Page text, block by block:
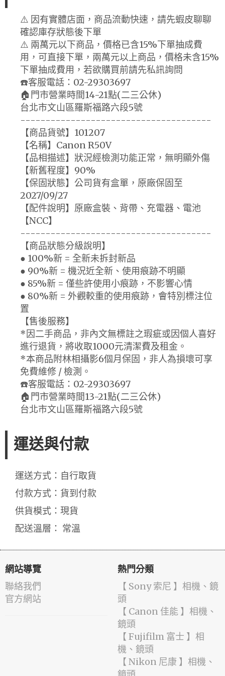
⚠️ 因有實體店面，商品流動快速，請先蝦皮聊聊
確認庫存狀態後下單
⚠️ 兩萬元以下商品，價格已含15%下單抽成費
用，可直接下單，兩萬元以上商品，價格未含15%
下單抽成費用，若欲購買前請先私訊詢問
☎️客服電話：02-29303697
🏠門市營業時間14-21點(二三公休)
台北市文山區羅斯福路六段5號
--------------------------------------
【商品貨號】101207
【名稱】Canon R50V
【品相描述】狀況經檢測功能正常，無明顯外傷
【新舊程度】90%
【保固狀態】公司貨有盒單，原廠保固至
2027/09/27
【配件說明】原廠盒裝、背帶、充電器、電池
【NCC】
--------------------------------------
【商品狀態分級說明】
● 100%新 = 全新未拆封新品
● 90%新 = 機況近全新、使用痕跡不明顯
● 85%新 = 僅些許使用小痕跡，不影響心情
● 80%新 = 外觀較重的使用痕跡，會特別標注位
置
【售後服務】
*因二手商品，非內文無標註之瑕疵或因個人喜好
進行退貨，將收取1000元清潔費及租金。
*本商品附林相攝影6個月保固，非人為損壞可享
免費維修 / 檢測。
☎️客服電話：02-29303697
🏠門市營業時間13-21點(二三公休)
台北市文山區羅斯福路六段5號
運送與付款
運送方式：自行取貨
付款方式：貨到付款
供貨模式：現貨
配送溫層： 常溫
網站導覽
聯絡我們
官方網站
熱門分類
【 Sony 索尼 】相機、鏡
頭
【 Canon 佳能 】相機、
鏡頭
【 Fujifilm 富士 】相
機、鏡頭
【 Nikon 尼康 】相機、